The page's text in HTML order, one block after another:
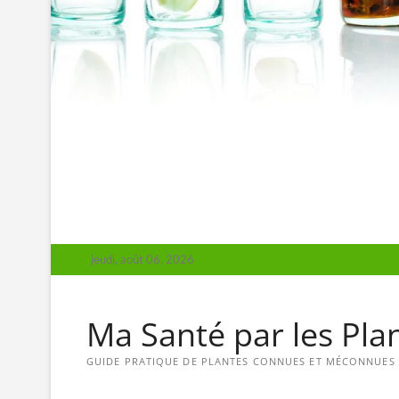
jeudi, août 06, 2026
Ma Santé par les
GUIDE PRATIQUE DE PLANTES CONNUES ET MÉCONNUES